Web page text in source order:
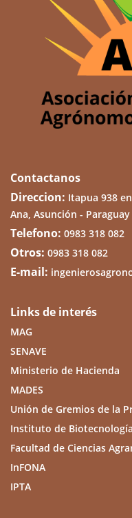
Contactanos
Direccion: Itapua 938
Ana, Asunción - Paraguay
Telefono: 0983 318 082
Otros: 0983 318 082
E-mail:
Links de interés
MAG
SENAVE
Ministerio de Hacienda
MADES
Unión de Gremios de la
Instituto de
Facultad de Ciencias
InFONA
IPTA